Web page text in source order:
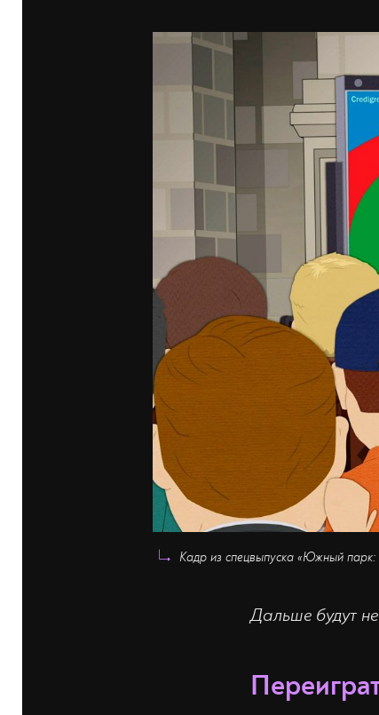
Кадр из спецвыпуска «Южный
Дальше будут